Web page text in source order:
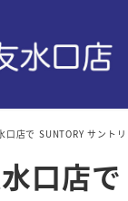
口店で SUNTORY サント
口店